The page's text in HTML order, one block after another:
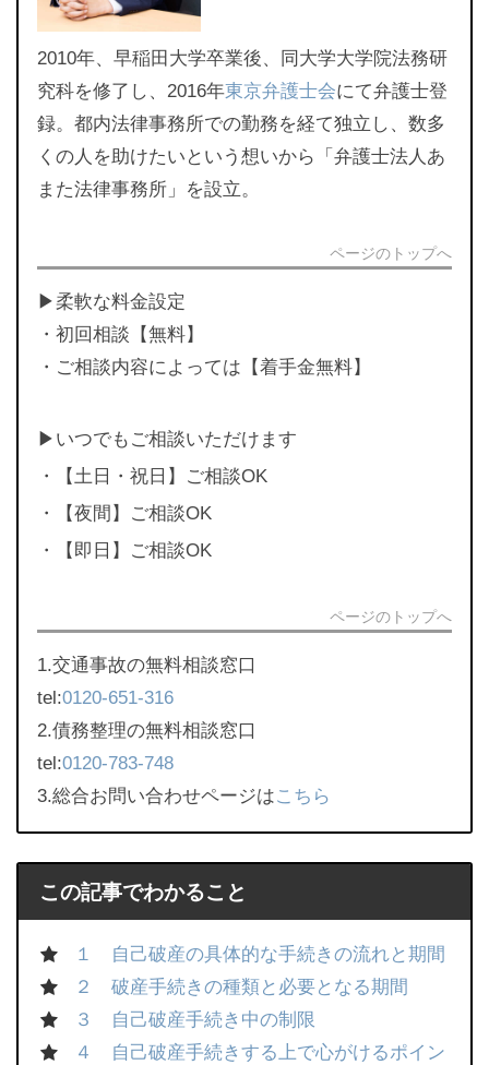
2010年、早稲田大学卒業後、同大学大学院法務研
究科を修了し、2016年東京弁護士会にて弁護士登
録。都内法律事務所での勤務を経て独立し、数多
くの人を助けたいという想いから「弁護士法人あ
また法律事務所」を設立。
ページのトップへ
▶︎柔軟な料金設定
・初回相談【無料】
・ご相談内容によっては【着手金無料】
▶︎いつでもご相談いただけます
・【土日・祝日】ご相談OK
・【夜間】ご相談OK
・【即日】ご相談OK
ページのトップへ
1.交通事故の無料相談窓口
tel:0120-651-316
2.債務整理の無料相談窓口
tel:0120-783-748
3.総合お問い合わせページはこちら
この記事でわかること
１ 自己破産の具体的な手続きの流れと期間
２ 破産手続きの種類と必要となる期間
３ 自己破産手続き中の制限
４ 自己破産手続きする上で心がけるポイン